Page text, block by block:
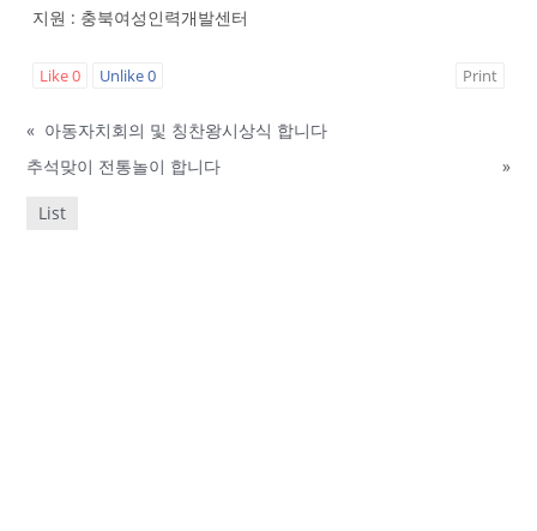
지원 : 충북여성인력개발센터
Like0 Unlike0 Print
« 아동자치회의 및 칭찬왕시상식 합니다
추석맞이 전통놀이 합니다
»
List